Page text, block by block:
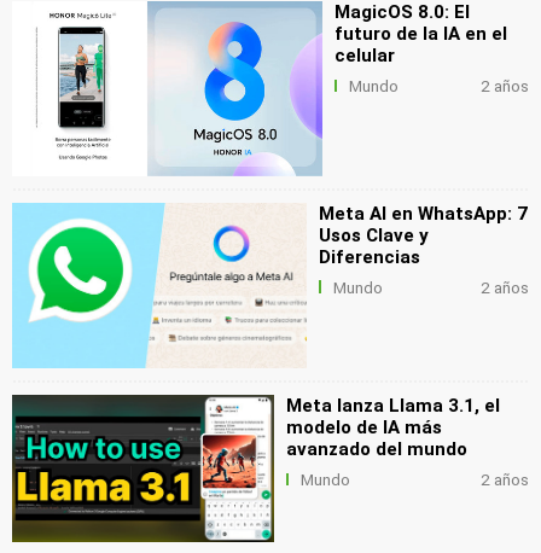
MagicOS 8.0: El
futuro de la IA en el
celular
Mundo 2 años
Meta AI en WhatsApp: 7
Usos Clave y
Diferencias
Mundo 2 años
Meta lanza Llama 3.1, el
modelo de IA más
avanzado del mundo
Mundo 2 años